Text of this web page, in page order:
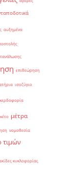
αυξημένα
επιθεώρηση
ισοζύγιο
κερδοφορία
μέτρα
νομοθεσία
τιμών
κυκλοφορίας